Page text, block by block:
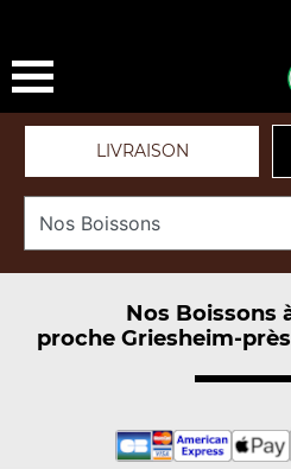
LIVRAISON
Nos Boissons
proche Griesheim-